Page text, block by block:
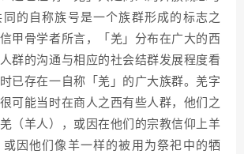
的自称族号是一个族群形成的标志之
甲骨学者所言，「羌」分布在广大的西
群的沟通与相应的社会结群发展程度看
已存在一自称「羌」的广大族群。羌字
可能当时在商人之西有些人群，他们之
（羊人），或因在他们的宗教信仰上羊
因他们像羊一样的被用为祭祀中的牺